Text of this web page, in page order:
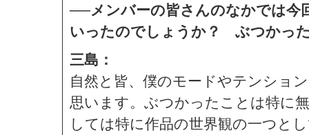
──メンバーの皆さんのなかでは今
いったのでしょうか？ ぶつかっ
三島：
自然と皆、僕のモードやテンショ
思います。ぶつかったことは特に
しては特に作品の世界観の一つと